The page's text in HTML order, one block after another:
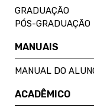
GRADUAÇÃO
PÓS-GRADUAÇÃO
MANUAIS
MANUAL DO
ACADÊMICO